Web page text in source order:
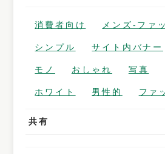
消費者向け メンズ‐ファ
シンプル サイト内バナー
モノ おしゃれ 写真
ホワイト 男性的 ファ
共有